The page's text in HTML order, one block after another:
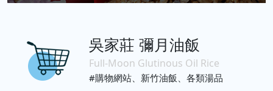
吳家莊 彌月油飯
Full-Moon Glutinous Oil Rice
#購物網站、新竹油飯、各類湯品